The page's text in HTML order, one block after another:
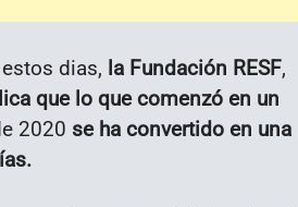
dias, la Fundación RESF,
que lo que comenzó en un
2020 se ha convertido en una